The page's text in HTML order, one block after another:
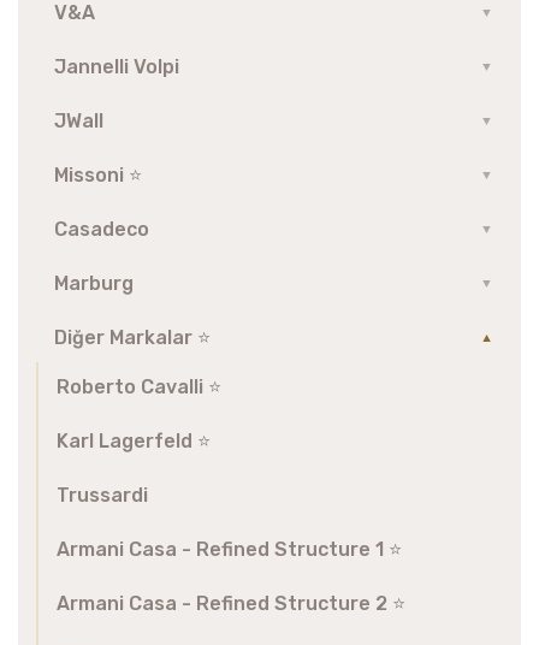
V&A ▼
Jannelli Volpi ▼
JWall ▼
Missoni ⭐️ ▼
Casadeco ▼
Marburg ▼
Diğer Markalar ⭐️ ▼
Roberto Cavalli ⭐️
Karl Lagerfeld ⭐️
Trussardi
Armani Casa - Refined Structure 1 ⭐️
Armani Casa - Refined Structure 2 ⭐️